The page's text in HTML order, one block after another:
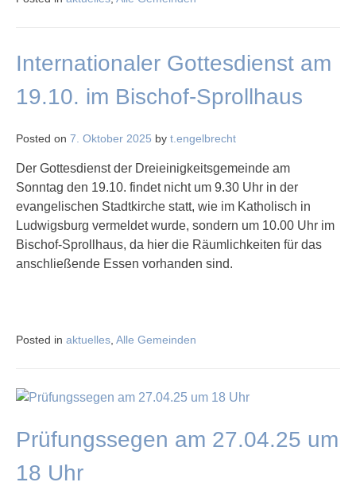
Internationaler Gottesdienst am
19.10. im Bischof-Sprollhaus
Posted on 7. Oktober 2025 by t.engelbrecht
Der Gottesdienst der Dreieinigkeitsgemeinde am
Sonntag den 19.10. findet nicht um 9.30 Uhr in der
evangelischen Stadtkirche statt, wie im Katholisch in
Ludwigsburg vermeldet wurde, sondern um 10.00 Uhr im
Bischof-Sprollhaus, da hier die Räumlichkeiten für das
anschließende Essen vorhanden sind.
Posted in aktuelles Alle Gemeinden
Prüfungssegen am 27.04.25 um
18 Uhr